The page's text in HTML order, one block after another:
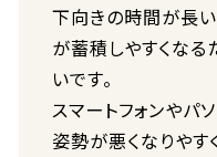
下向きの時間が長
が蓄積しやすくなる
いです。
スマートフォンやパ
姿勢が悪くなりやす